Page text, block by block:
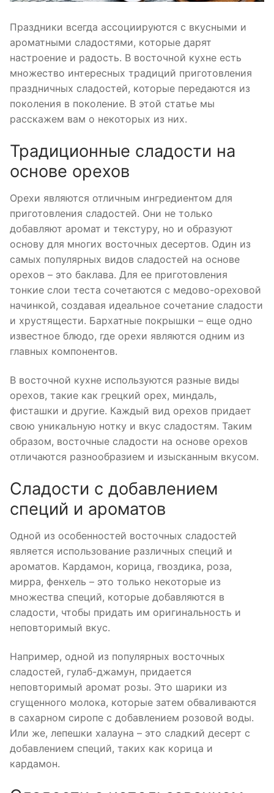
Праздники всегда ассоциируются с вкусными и
ароматными сладостями, которые дарят
настроение и радость. В восточной кухне есть
множество интересных традиций приготовления
праздничных сладостей, которые передаются из
поколения в поколение. В этой статье мы
расскажем вам о некоторых из них.
Традиционные сладости на
основе орехов
Орехи являются отличным ингредиентом для
приготовления сладостей. Они не только
добавляют аромат и текстуру, но и образуют
основу для многих восточных десертов. Один из
самых популярных видов сладостей на основе
орехов – это баклава. Для ее приготовления
тонкие слои теста сочетаются с медово-ореховой
начинкой, создавая идеальное сочетание сладости
и хрустящести. Бархатные покрышки – еще одно
известное блюдо, где орехи являются одним из
главных компонентов.
В восточной кухне используются разные виды
орехов, такие как грецкий орех, миндаль,
фисташки и другие. Каждый вид орехов придает
свою уникальную нотку и вкус сладостям. Таким
образом, восточные сладости на основе орехов
отличаются разнообразием и изысканным вкусом.
Сладости с добавлением
специй и ароматов
Одной из особенностей восточных сладостей
является использование различных специй и
ароматов. Кардамон, корица, гвоздика, роза,
мирра, фенхель – это только некоторые из
множества специй, которые добавляются в
сладости, чтобы придать им оригинальность и
неповторимый вкус.
Например, одной из популярных восточных
сладостей, гулаб-джамун, придается
неповторимый аромат розы. Это шарики из
сгущенного молока, которые затем обваливаются
в сахарном сиропе с добавлением розовой воды.
Или же, лепешки халауна – это сладкий десерт с
добавлением специй, таких как корица и
кардамон.